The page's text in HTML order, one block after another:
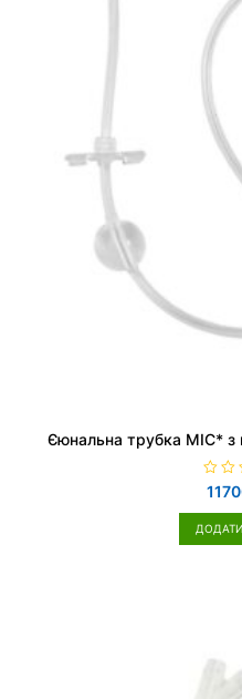
Єюнальна трубка MIC* з
О
і
н